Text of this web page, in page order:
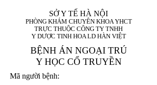
SỞ Y TẾ HÀ NỘI
PHÒNG KHÁM CHUYÊN KHOA YHCT
TRỰC THUỘC CÔNG TY TNHH
Y DƯỢC TINH HOA LD HÀN VIỆT
BỆNH ÁN NGOẠI TRÚ
Y HỌC CỔ TRUYỀN
Mã người bệnh: